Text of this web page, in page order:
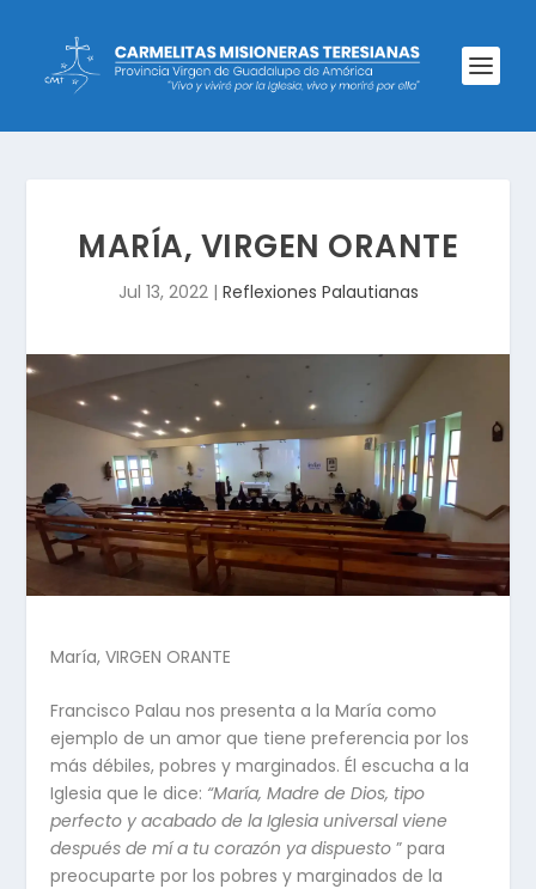
MARÍA, VIRGEN ORANTE
Jul 13, 2022| Reflexiones Palautianas
María, VIRGEN ORANTE
Francisco Palau nos presenta a la María como
ejemplo de un amor que tiene preferencia por los
más débiles, pobres y marginados. Él escucha a la
Iglesia que le dice: “María, Madre de Dios, tipo
perfecto y acabado de la Iglesia universal viene
después de mí a tu corazón ya dispuesto ” para
preocuparte por los pobres y marginados de la